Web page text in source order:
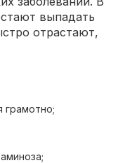
выпадать
отрастают,
грамотно;